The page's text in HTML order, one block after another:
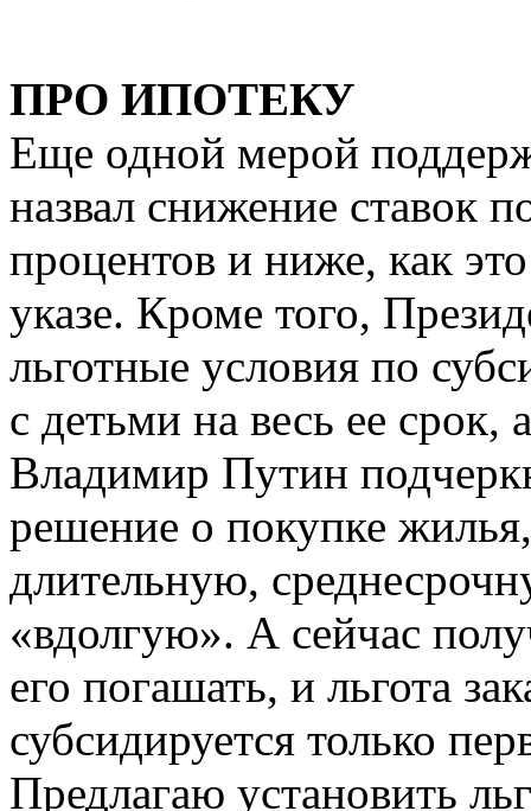
ПРО ИПОТЕКУ
Еще одной мерой
назвал снижение ставок
процентов и ниже, как
указе. Кроме того,
льготные условия по
с детьми на весь ее срок,
Владимир Путин
решение о покупке
длительную,
«вдолгую». А сейчас
его погашать, и льгота
субсидируется только
Предлагаю установить